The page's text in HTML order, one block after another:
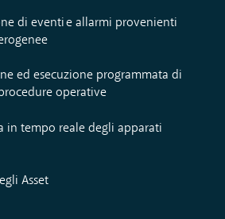
di eventie allarmi provenienti
e
ed esecuzione programmata di
rocedure operative
in tempo reale degli apparati
Asset